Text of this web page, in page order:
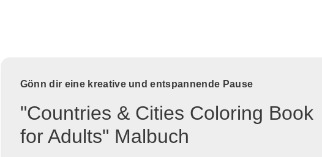
Gönn dir eine kreative und entspannende Pause
"Countries & Cities Coloring Book
for Adults" Malbuch